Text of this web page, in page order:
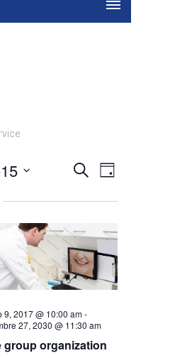
Búsqueda
de
vistas
de
Eventos
BUSCARNavegación
de
DAY
Seleccionar
9, 2017 @ 10:00 am-
27, 2030 @ 11:30 am
group organization